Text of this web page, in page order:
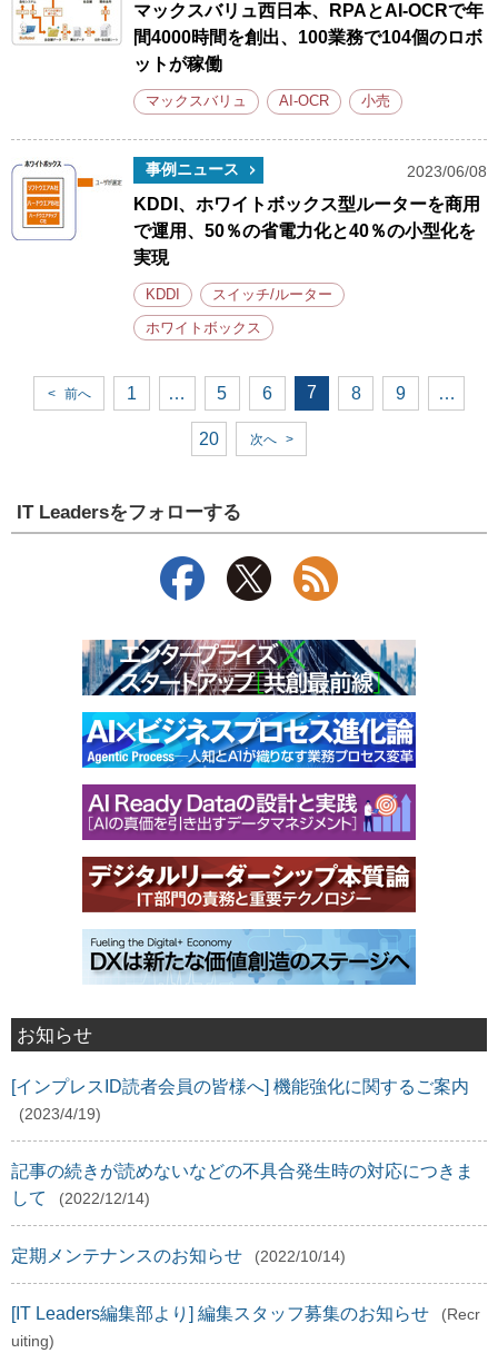
マックスバリュ西日本、RPAとAI-OCRで年
間4000時間を創出、100業務で104個のロボ
ットが稼働
マックスバリュ AI-OCR 小売
事例ニュース 2023/06/08
KDDI、ホワイトボックス型ルーターを商用
で運用、50％の省電力化と40％の小型化を
実現
KDDI スイッチ/ルーター
ホワイトボックス
< 前へ 1 … 5 6 7 8 9 …
20 次へ >
IT Leadersをフォローする
お知らせ
[インプレスID読者会員の皆様へ] 機能強化に関するご案内
(2023/4/19)
記事の続きが読めないなどの不具合発生時の対応につきま
して
(2022/12/14)
定期メンテナンスのお知らせ (2022/10/14)
[IT Leaders編集部より] 編集スタッフ募集のお知らせ
(Recr
uiting)